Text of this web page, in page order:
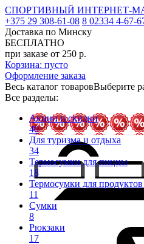
СПОРТИВНЫЙ ИНТЕРНЕТ-
+375 29 308-61-08 8 02334 4-67-
Доставка по Минску
БЕСПЛАТНО
при заказе от 250 р.
Корзина: пусто
Оформление заказа
Весь каталог товаровВыберите
Все разделы:
Акции и скидки
40
Для туризма и отдыха
34
Термосумки для пиццы
18
Термосумки для
11
Сумки
8
Рюкзаки
17